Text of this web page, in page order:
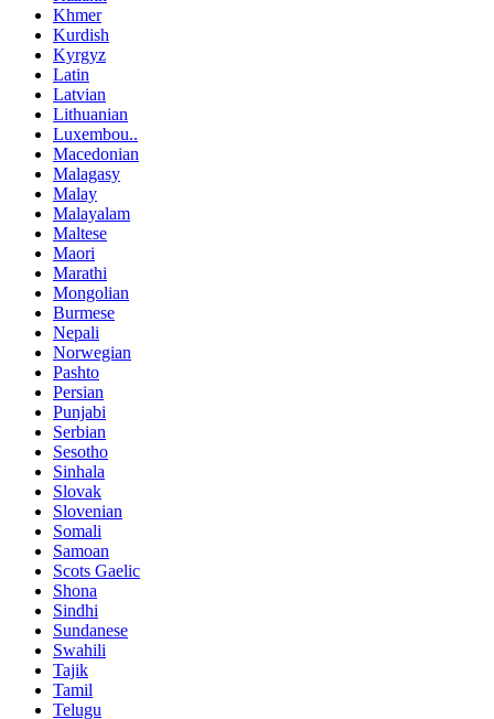
Khmer
Kurdish
Kyrgyz
Latin
Latvian
Lithuanian
Luxembou..
Macedonian
Malagasy
Malay
Malayalam
Maltese
Maori
Marathi
Mongolian
Burmese
Nepali
Norwegian
Pashto
Persian
Punjabi
Serbian
Sesotho
Sinhala
Slovak
Slovenian
Somali
Samoan
Scots Gaelic
Shona
Sindhi
Sundanese
Swahili
Tajik
Tamil
Telugu